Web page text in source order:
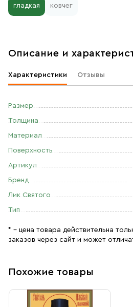
гладкая ковчег
Описание и
Характеристики Отзывы
Размер
Толщина
Материал
Поверхность
Артикул
Бренд
Лик Святого
Тип
* – цена товара действительна
заказов через сайт и может
Похожие товары